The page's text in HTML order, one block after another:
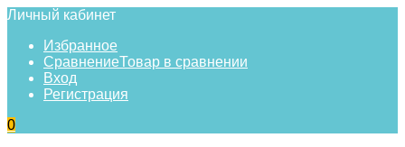
Личный кабинет
Избранное
СравнениеТовар в сравнении
Вход
Регистрация
0